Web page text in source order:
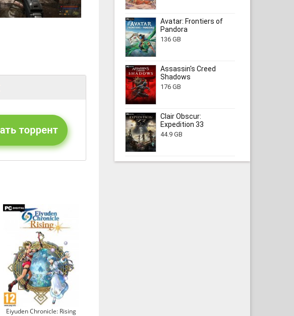
Eiyuden Chronicle: Rising
Avatar: Frontiers of
Pandora
136 GB
Assassin's Creed
Shadows
176 GB
Clair Obscur:
Expedition 33
44.9 GB